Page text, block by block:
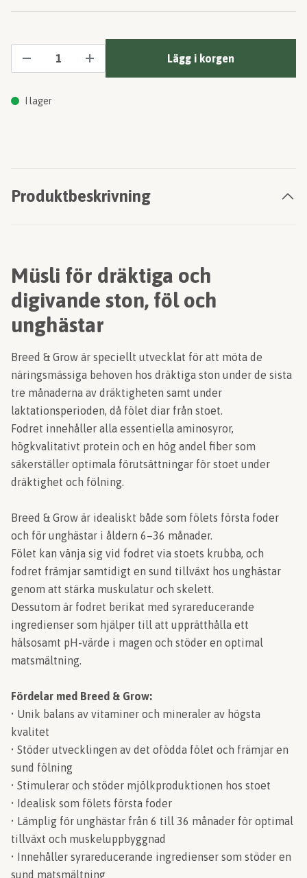
Lägg i korgen
I lager
Produktbeskrivning
Müsli för dräktiga och
digivande ston, föl och
unghästar
Breed & Grow är speciellt utvecklat för att möta de
näringsmässiga behoven hos dräktiga ston under de sista
tre månaderna av dräktigheten samt under
laktationsperioden, då fölet diar från stoet.
Fodret innehåller alla essentiella aminosyror,
högkvalitativt protein och en hög andel fiber som
säkerställer optimala förutsättningar för stoet under
dräktighet och fölning.
Breed & Grow är idealiskt både som fölets första foder
och för unghästar i åldern 6–36 månader.
Fölet kan vänja sig vid fodret via stoets krubba, och
fodret främjar samtidigt en sund tillväxt hos unghästar
genom att stärka muskulatur och skelett.
Dessutom är fodret berikat med syrareducerande
ingredienser som hjälper till att upprätthålla ett
hälsosamt pH-värde i magen och stöder en optimal
matsmältning.
Fördelar med Breed & Grow:
• Unik balans av vitaminer och mineraler av högsta
kvalitet
• Stöder utvecklingen av det ofödda fölet och främjar en
sund fölning
• Stimulerar och stöder mjölkproduktionen hos stoet
• Idealisk som fölets första foder
• Lämplig för unghästar från 6 till 36 månader för optimal
tillväxt och muskeluppbyggnad
• Innehåller syrareducerande ingredienser som stöder en
sund matsmältning